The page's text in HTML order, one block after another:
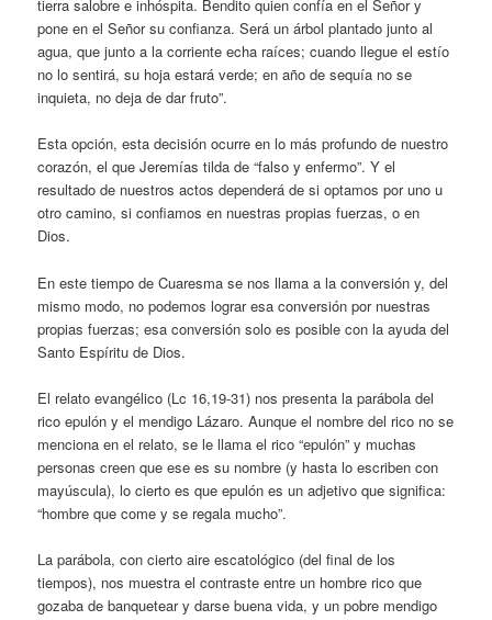
tierra salobre e inhóspita. Bendito quien confía en el Señor y
pone en el Señor su confianza. Será un árbol plantado junto al
agua, que junto a la corriente echa raíces; cuando llegue el estío
no lo sentirá, su hoja estará verde; en año de sequía no se
inquieta, no deja de dar fruto”.
Esta opción, esta decisión ocurre en lo más profundo de nuestro
corazón, el que Jeremías tilda de “falso y enfermo”. Y el
resultado de nuestros actos dependerá de si optamos por uno u
otro camino, si confiamos en nuestras propias fuerzas, o en
Dios.
En este tiempo de Cuaresma se nos llama a la conversión y, del
mismo modo, no podemos lograr esa conversión por nuestras
propias fuerzas; esa conversión solo es posible con la ayuda del
Santo Espíritu de Dios.
El relato evangélico (Lc 16,19-31) nos presenta la parábola del
rico epulón y el mendigo Lázaro. Aunque el nombre del rico no se
menciona en el relato, se le llama el rico “epulón” y muchas
personas creen que ese es su nombre (y hasta lo escriben con
mayúscula), lo cierto es que epulón es un adjetivo que significa:
“hombre que come y se regala mucho”.
La parábola, con cierto aire escatológico (del final de los
tiempos), nos muestra el contraste entre un hombre rico que
gozaba de banquetear y darse buena vida, y un pobre mendigo